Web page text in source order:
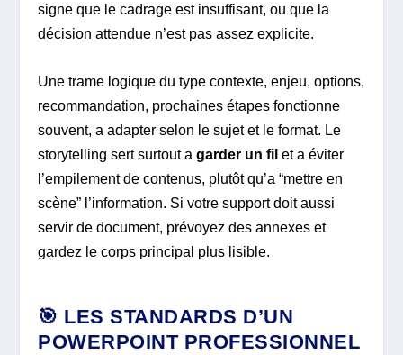
signe que le cadrage est insuffisant, ou que la
décision attendue n’est pas assez explicite.
Une trame logique du type contexte, enjeu, options,
recommandation, prochaines étapes fonctionne
souvent, a adapter selon le sujet et le format. Le
storytelling sert surtout agarder un fil et a éviter
l’empilement de contenus, plutôt qu’a “mettre en
scène” l’information. Si votre support doit aussi
servir de document, prévoyez des annexes et
gardez le corps principal plus lisible.
🎯 LES STANDARDS D’UN
POWERPOINT PROFESSIONNEL